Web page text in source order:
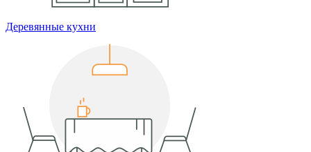
Деревянные кухни